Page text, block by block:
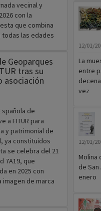
vecinal y
con la
que combina
las edades
Geoparques
tras su
asociación
de
a FITUR para
y patrimonial de
ya constituidos
se celebra del 21
7A19, que
en 2025 con
imagen de marca
12/01/
La
entre
vez
12/01/
Molina
de
enero